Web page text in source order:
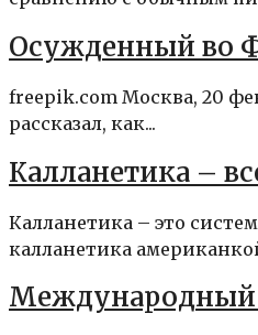
Осужденный во
freepik.com Москва, 20
рассказал, как...
Калланетика –
Калланетика – это
калланетика
Международный